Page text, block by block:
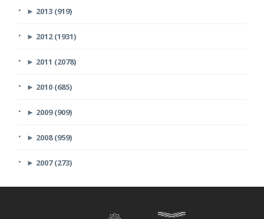
► 2013 (919)
► 2012 (1931)
► 2011 (2078)
► 2010 (685)
► 2009 (909)
► 2008 (959)
► 2007 (273)